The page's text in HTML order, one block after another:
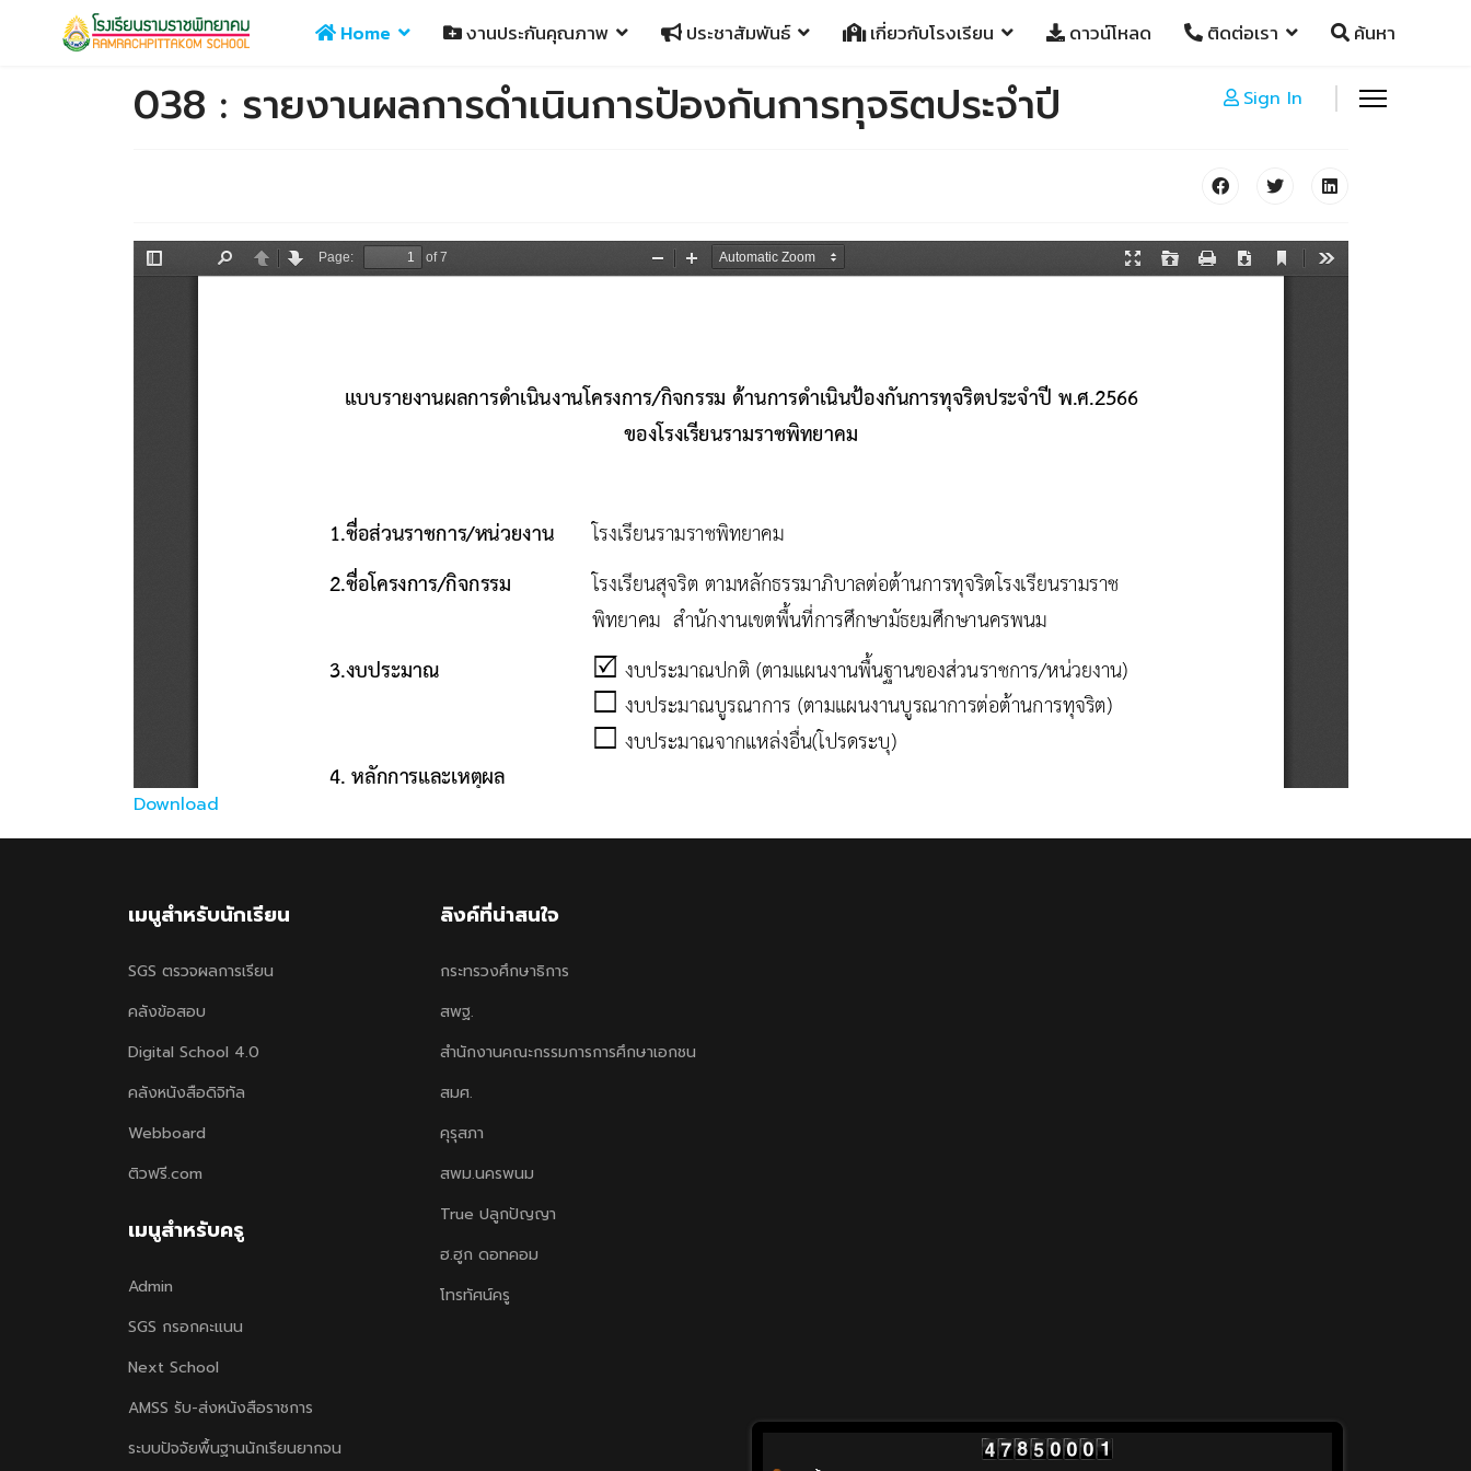
Home งานประกันคุณภาพ ประชาสัมพันธ์ เกี่ยวกับโรงเรียน ดาวน์โหลด ติดต่อเรา ค้นหา
Sign In
038 : รายงานผลการดำเนินการป้องกันการทุจริตประจำปี
Download
เมนูสำหรับนักเรียน
SGS ตรวจผลการเรียน
คลังข้อสอบ
Digital School 4.0
คลังหนังสือดิจิทัล
Webboard
ติวฟรี.com
เมนูสำหรับครู
Admin
SGS กรอกคะแนน
Next School
AMSS รับ-ส่งหนังสือราชการ
ระบบปัจจัยพื้นฐานนักเรียนยากจน
ลิงค์ที่น่าสนใจ
กระทรวงศึกษาธิการ
สพฐ.
สำนักงานคณะกรรมการการศึกษาเอกชน
สมศ.
คุรุสภา
สพม.นครพนม
True ปลูกปัญญา
ฮ.ฮูก ดอทคอม
โทรทัศน์ครู